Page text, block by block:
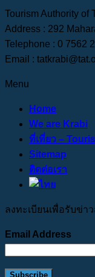
Tourism Authority of
Address : 292
Telephone : 0 7562
Email :
Menu
Home
We are Krabi
ที่เที่ยว –
Sitemap
ติดต่อเรา
ลงทะเบียนเพื่อรับข่า
Email Address